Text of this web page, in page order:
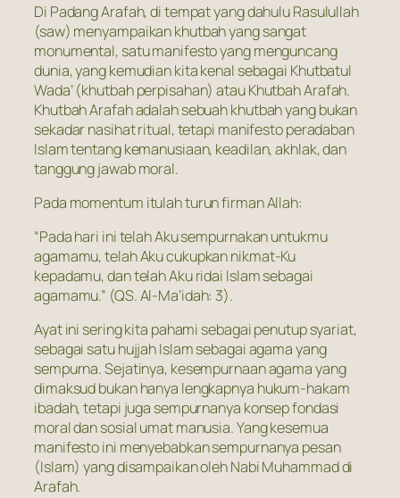
Di Padang Arafah, di tempat yang dahulu Rasulullah
(saw) menyampaikan khutbah yang sangat
monumental, satu manifesto yang menguncang
dunia, yang kemudian kita kenal sebagai Khutbatul
Wada’ (khutbah perpisahan) atau Khutbah Arafah.
Khutbah Arafah adalah sebuah khutbah yang bukan
sekadar nasihat ritual, tetapi manifesto peradaban
Islam tentang kemanusiaan, keadilan, akhlak, dan
tanggung jawab moral.
Pada momentum itulah turun firman Allah:
“Pada hari ini telah Aku sempurnakan untukmu
agamamu, telah Aku cukupkan nikmat-Ku
kepadamu, dan telah Aku ridai Islam sebagai
agamamu.” (QS. Al-Ma’idah: 3).
Ayat ini sering kita pahami sebagai penutup syariat,
sebagai satu hujjah Islam sebagai agama yang
sempurna. Sejatinya, kesempurnaan agama yang
dimaksud bukan hanya lengkapnya hukum-hakam
ibadah, tetapi juga sempurnanya konsep fondasi
moral dan sosial umat manusia. Yang kesemua
manifesto ini menyebabkan sempurnanya pesan
(Islam) yang disampaikan oleh Nabi Muhammad di
Arafah.